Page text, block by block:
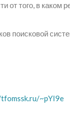
от того, в каком
поисковой
~pYI9e